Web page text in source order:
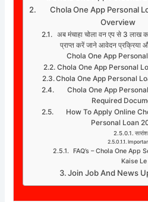
Chola One App Personal
Overview
अब मंचाहा चोला वन एप से 3 लाख
प्राप्त करें जाने आवेदन प्रक्रिया
Chola One App
Chola One App Personal
Chola One App Personal
Chola One App
Required
How To Apply Online
Personal Loan
सारांश
FAQ’s – Chola One App
Kaise Le
Join Job And News